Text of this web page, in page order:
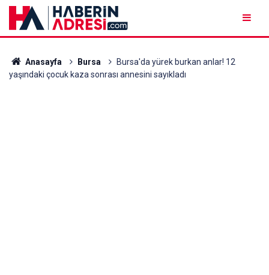
Anasayfa Bursa
Bursa'da yürek burkan anlar! 12
yaşındaki çocuk kaza sonrası annesini sayıkladı